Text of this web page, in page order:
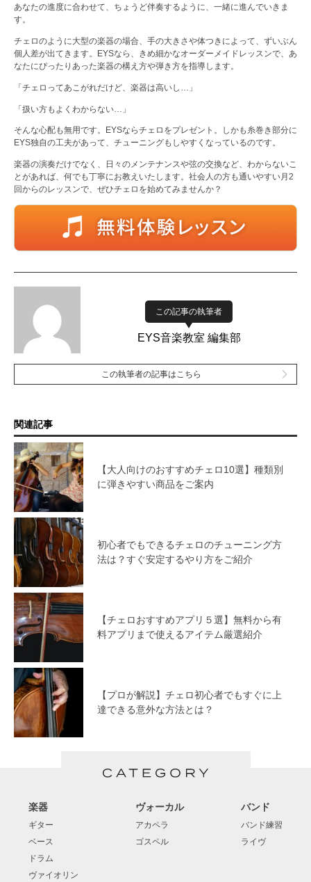
あなたの進度に合わせて、ちょうど伴奏するように、一緒に進んでいきま
す。
チェロのように大型の楽器の場合、手の大きさや体つきによって、ずいぶん
個人差が出てきます。EYSなら、きめ細かなオーダーメイドレッスンで、あ
なたにぴったりあった楽器の構え方や弾き方を指導します。
「チェロってあこがれだけど、楽器は高いし…」
「扱い方もよくわからない…」
そんな心配も無用です。EYSならチェロをプレゼント。しかも糸巻き部分に
EYS独自の工夫があって、チューニングもしやすくなっているのです。
楽器の演奏だけでなく、日々のメンテナンスや弦の交換など、わからないこ
とがあれば、何でも丁寧にお教えいたします。社会人の方も通いやすい月2
回からのレッスンで、ぜひチェロを始めてみませんか？
この記事の執筆者
EYS音楽教室 編集部
この執筆者の記事はこちら
関連記事
【大人向けのおすすめチェロ10選】種類別
に弾きやすい商品をご案内
初心者でもできるチェロのチューニング方
法は？すぐ安定するやり方をご紹介
【チェロおすすめアプリ５選】無料から有
料アプリまで使えるアイテム厳選紹介
【プロが解説】チェロ初心者でもすぐに上
達できる意外な方法とは？
楽器
ギター
ベース
ドラム
ヴァイオリン
ヴォーカル
アカペラ
ゴスペル
バンド
バンド練習
ライヴ